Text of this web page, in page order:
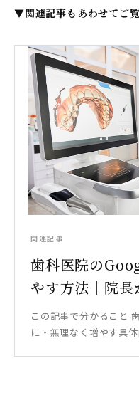
▼関連記事もあわせてご覧
関連記事
歯科医院の
やす方法｜院
この記事で分かること
に・無理なく増やす具